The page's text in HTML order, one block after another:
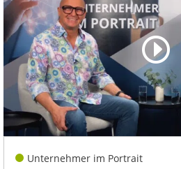
Unternehmer im Portrait